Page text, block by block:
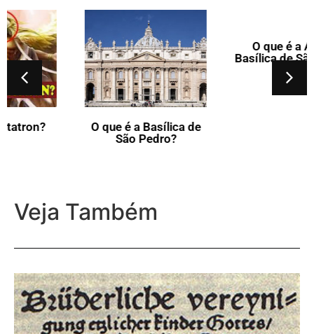
O que é a Basílica de
O que é a Antiga
Basílica de São Pedro?
Veja Também